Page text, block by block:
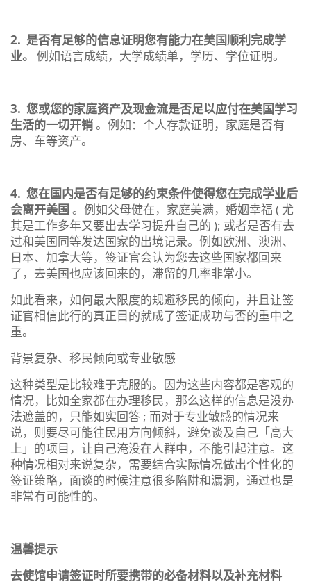
2. 是否有足够的信息证明您有能力在美国顺利完成学
业。
例如语言成绩，大学成绩单，学历、学位证明。
3. 您或您的家庭资产及现金流是否足以应付在美国学习
生活的一切开销。例如：个人存款证明，家庭是否有
房、车等资产。
4. 您在国内是否有足够的约束条件使得您在完成学业后
会离开美国 。例如父母健在，家庭美满，婚姻幸福 ( 尤
其是工作多年又要出去学习提升自己的 ); 或者是否有去
过和美国同等发达国家的出境记录。例如欧洲、澳洲、
日本、加拿大等，签证官会认为您去这些国家都回来
了，去美国也应该回来的，滞留的几率非常小。
如此看来，如何最大限度的规避移民的倾向，并且让签
证官相信此行的真正目的就成了签证成功与否的重中之
重。
背景复杂、移民倾向或专业敏感
这种类型是比较难于克服的。因为这些内容都是客观的
情况，比如全家都在办理移民，那么这样的信息是没办
法遮盖的，只能如实回答 ; 而对于专业敏感的情况来
说，则要尽可能往民用方向倾斜，避免谈及自己「高大
上」的项目，让自己淹没在人群中，不能引起注意。这
种情况相对来说复杂，需要结合实际情况做出个性化的
签证策略，面谈的时候注意很多陷阱和漏洞，通过也是
非常有可能性的。
温馨提示
去使馆申请签证时所要携带的必备材料以及补充材料